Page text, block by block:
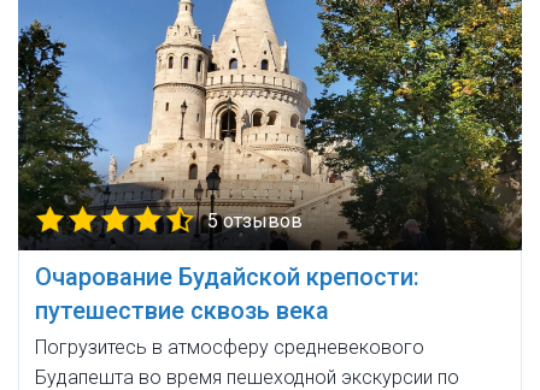
5 отзывов
Очарование Будайской крепости:
путешествие сквозь века
Погрузитесь в атмосферу средневекового
Будапешта во время пешеходной экскурсии по